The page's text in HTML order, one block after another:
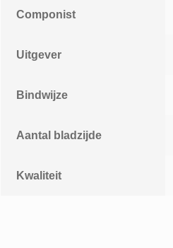
H.V.Otterdijk
Componist
Uitgever
Bindwijze
Aantal bladzijde
Kwaliteit